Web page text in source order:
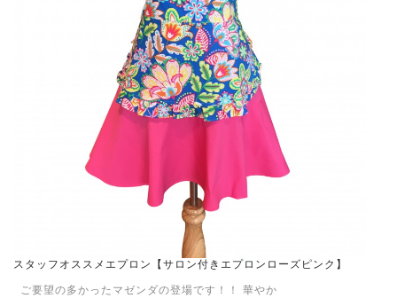
スタッフオススメエプロン【サロン付きエプロンローズピンク】
ご要望の多かったマゼンダの登場です！！ 華やか